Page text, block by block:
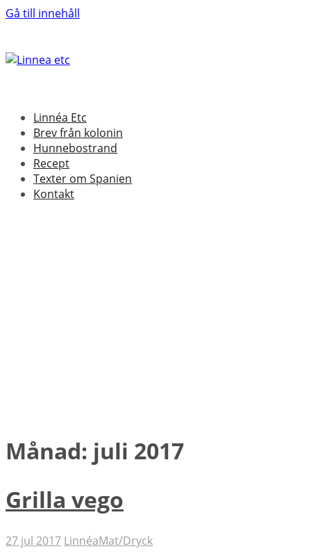
Gå till innehåll
Linnéa Etc
Brev från kolonin
Hunnebostrand
Recept
Texter om Spanien
Kontakt
Månad: juli 2017
Grilla vego
27 jul 2017 LinnéaMat/Dryck